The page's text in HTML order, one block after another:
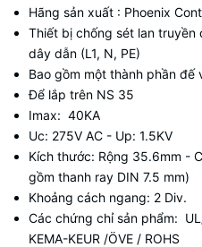
Hãng sản xuất : Phoenix
Thiết bị chống sét lan
dây dẫn (L1, N, PE)
Bao gồm một thành phần đế
Để lắp trên NS 35
Imax: 40KA
Uc: 275V AC - Up: 1.5KV
Kích thước: Rộng 35.6mm -
gồm thanh ray DIN 7.5 mm)
Khoảng cách ngang: 2 Div.
Các chứng chỉ sản phẩm:
KEMA-KEUR /ÖVE / ROHS